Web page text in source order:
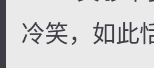
冷笑，如此